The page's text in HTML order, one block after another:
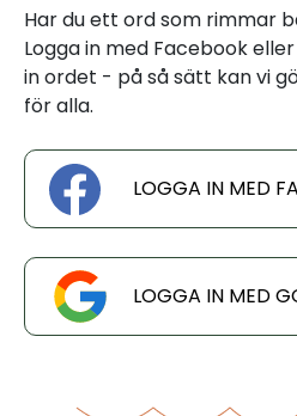
Har du ett ord som rimmar
Logga in med Facebook
in ordet - på så sätt kan vi
för alla.
LOGGA IN MED
LOGGA IN MED